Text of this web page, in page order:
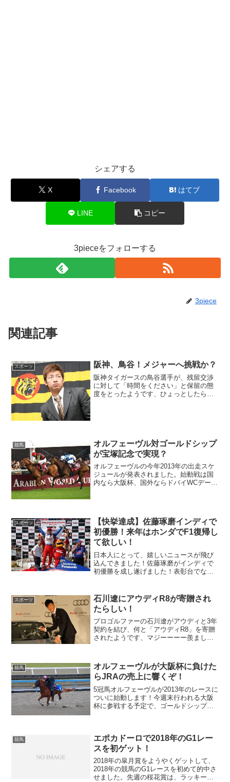
シェアする
X Facebook はてブ
LINE コピー
3pieceをフォローする
3piece
関連記事
スポーツ 阪神、鳥谷！メジャーへ挑戦か？
阪神タイガースの鳥谷選手が、残留交渉
に対して「時間をください」と保留の態
度をとったようです、ひょっとしたらメ
競馬
オルフェーヴル対ゴールドシップ
が宝塚記念で実現？
オルフェーヴルの今年2013年の出走スケ
ジュールが発表されました。始動戦は国
内なら大阪杯、国外ならドバイWCデー諸
ル対ゴールドシッ...
スポーツ
【快挙達成】佐藤琢磨インディで
初優勝！来年はホンダでF1復帰し
て欲しい！
日本人にとって、嬉しいニュースが飛び
込んできました！佐藤琢磨がインディで
初優勝を成し遂げました！表彰台でなく
ー第3戦のロングビーチで佐藤琢磨が快挙
を成し遂げてくれました...
スポーツ
石川遼にアウディR8が寄贈され
たらしい！
プロゴルファーの石川遼がアウディと3年
契約を結び、何と「アウディR8」を寄贈
されたようです、マジーーーー羨ましす
3年間のスポンサー契約を結び、都内で行
われたブランドア...
競馬
オルフェーヴルが大阪杯に負けた
らJRAの売上に響くぞ！
5冠馬オルフェーヴルが2013年のレースに
ついに始動します！今週末行われる大阪
杯に参戦する予定で、ゴールドシップ、
その前哨戦は絶対...
競馬
エポカドーロで2018年のG1レー
スを初ゲット！
2018年の皐月賞をようやくゲットして、
2018年の競馬のG1レースを初めて的中さ
せました。先週の桜花賞は、ラッキーラ